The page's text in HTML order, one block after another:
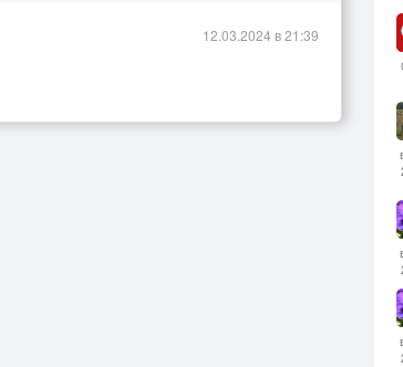
12.03.2024 в 21:39